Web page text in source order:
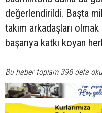
değerlendirildi. Başta
takım arkadaşları
başarıya katkı koyan
Bu haber toplam 398 defa